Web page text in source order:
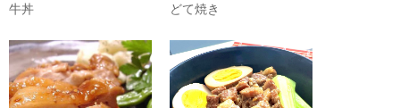
牛丼 どて焼き